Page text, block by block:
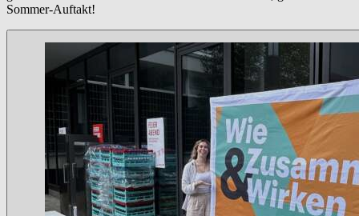
Sommer-Auftakt!